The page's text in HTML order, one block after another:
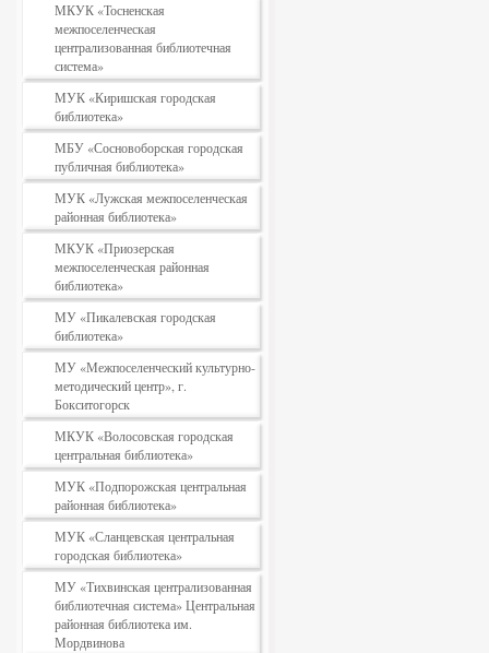
МКУК «Тосненская
межпоселенческая
централизованная библиотечная
система»
МУК «Киришская городская
библиотека»
МБУ «Сосновоборская городская
публичная библиотека»
МУК «Лужская межпоселенческая
районная библиотека»
МКУК «Приозерская
межпоселенческая районная
библиотека»
МУ «Пикалевская городская
библиотека»
МУ «Межпоселенческий культурно-
методический центр», г.
Бокситогорск
МКУК «Волосовская городская
центральная библиотека»
МУК «Подпорожская центральная
районная библиотека»
МУК «Сланцевская центральная
городская библиотека»
МУ «Тихвинская централизованная
библиотечная система» Центральная
районная библиотека им.
Мордвинова